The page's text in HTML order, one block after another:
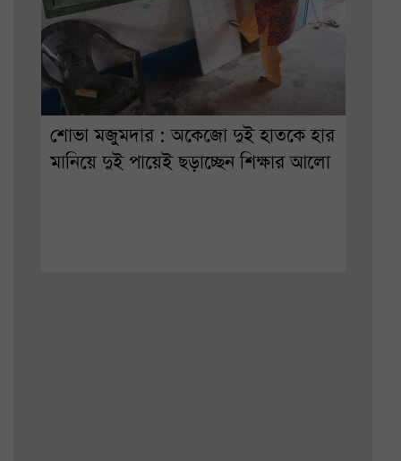
শোভা মজুমদার : অকেজো দুই হাতকে হার
মানিয়ে দুই পায়েই ছড়াচ্ছেন শিক্ষার আলো